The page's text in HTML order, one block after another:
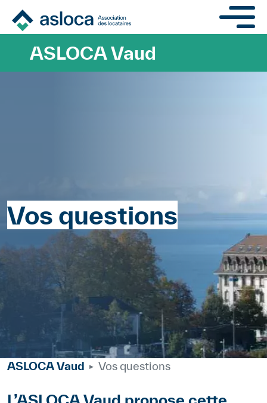
Aller au contenu
ASLOCA Vaud
Vos questions
ASLOCA Vaud Vos questions
Corps
L’ASLOCA Vaud propose cette